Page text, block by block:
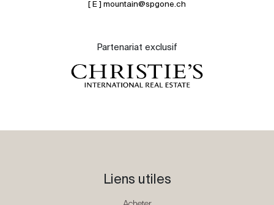
[ E ] mountain@spgone.ch
Partenariat exclusif
Liens utiles